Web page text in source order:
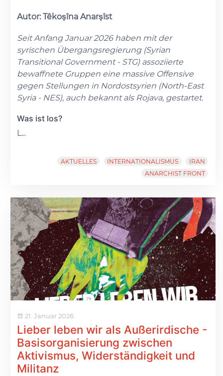
Autor: Têkoşîna Anarşîst
Seit Anfang Januar 2026 haben mit der
syrischen Übergangsregierung (Syrian
Transitional Government - STG) assoziierte
bewaffnete Gruppen eine massive Offensive
gegen Stellungen in Nordostsyrien (North-East
Syria - NES), auch bekannt als Rojava, gestartet.
Was ist los?
L...
AKTUELLES INTERNATIONALISMUS
IRAN
ANARCHIST FRONT
21. Januar 2026
Lieber leben wir als Außerirdische -
Basisorganisierung zwischen
Aktivismus, Widerständigkeit und
Militanz